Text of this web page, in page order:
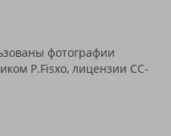
фотографии
P.Fisxo, лицензии CC-